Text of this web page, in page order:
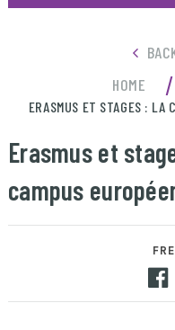
HOME
/
ERASMUS ET STAGES : LA
Erasmus et
campus